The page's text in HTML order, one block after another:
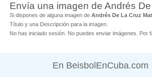
Envía una imagen de Andrés
Si dispones de alguna imagen de Andrés De La Cruz
Título y una Descripción para la imagen.
No has iniciado sesión. No puedes enviar imágenes. Por
En BeisbolEnCuba.com